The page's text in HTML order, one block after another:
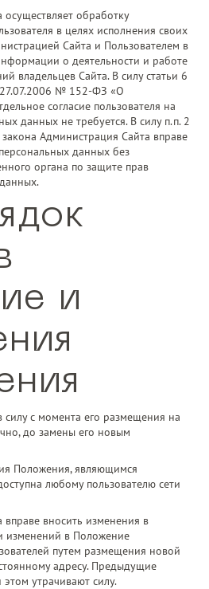
обработку
в целях исполнения своих
Сайта и Пользователем в
о деятельности и работе
владельцев Сайта. В силу статьи 6
27.07.2006 № 152-ФЗ «О
согласие пользователя на
данных не требуется. В силу п.п. 2
закона Администрация Сайта вправе
данных без
органа по защите прав
и
силу с момента его размещения на
до замены его новым
Положения, являющимся
любому пользователю сети
вносить изменения в
изменений в Положение
путем размещения новой
адресу. Предыдущие
утрачивают силу.